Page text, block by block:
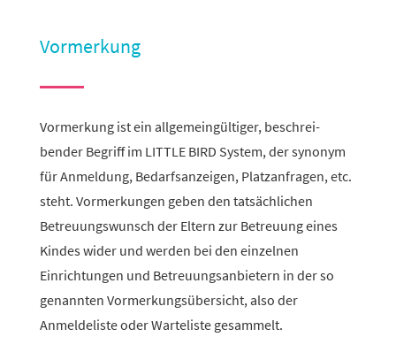
Vormerkung
Vormerkung ist ein allge­mein­gül­tiger, beschrei­
bender Begriff im LITTLE BIRD System, der synonym
für Anmeldung, Bedarfsanzeigen, Platzanfragen, etc.
steht. Vormerkungen geben den tatsäch­li­chen
Betreuungswunsch der Eltern zur Betreuung eines
Kindes wider und werden bei den einzelnen
Einrichtungen und Betreuungsanbietern in der so
genannten Vormerkungsübersicht, also der
Anmeldeliste oder Warteliste gesammelt.